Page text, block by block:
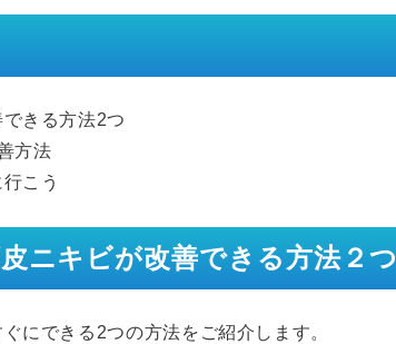
きる方法2つ
方法
こう
ニキビが改善できる方法２つ
にできる2つの方法をご紹介します。